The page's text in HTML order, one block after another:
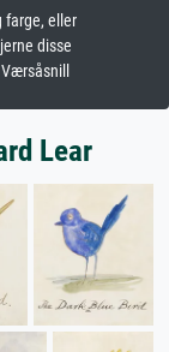
farge, eller
disse
Lear